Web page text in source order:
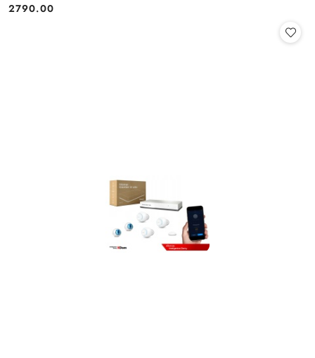
Cena:
2790.00